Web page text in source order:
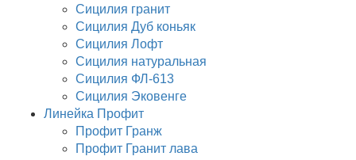
Сицилия гранит
Сицилия Дуб коньяк
Сицилия Лофт
Сицилия натуральная
Сицилия ФЛ-613
Сицилия Эковенге
Линейка Профит
Профит Гранж
Профит Гранит лава